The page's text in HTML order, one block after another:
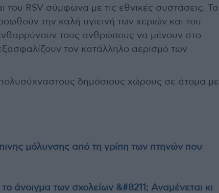
του RSV σύμφωνα με τις εθνικές συστάσεις. Τα
την καλή υγιεινή των χεριών και του
τους ανθρώπους να μένουν στο
τον κατάλληλο αερισμό των
δημόσιους χώρους σε άτομα με
μόλυνσης από τη γρίπη των πτηνών που
άνοιγμα των σχολείων &#8211; Αναμένεται κι